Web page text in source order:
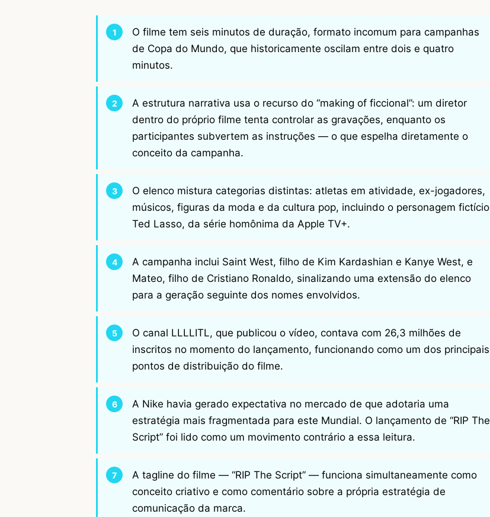
O filme tem seis minutos de duração, formato incomum para campanhas
de Copa do Mundo, que historicamente oscilam entre dois e quatro
minutos.
A estrutura narrativa usa o recurso do “making of ficcional”: um diretor
dentro do próprio filme tenta controlar as gravações, enquanto os
participantes subvertem as instruções — o que espelha diretamente o
conceito da campanha.
O elenco mistura categorias distintas: atletas em atividade, ex-jogadores,
músicos, figuras da moda e da cultura pop, incluindo o personagem fictício
Ted Lasso, da série homônima da Apple TV+.
A campanha inclui Saint West, filho de Kim Kardashian e Kanye West, e
Mateo, filho de Cristiano Ronaldo, sinalizando uma extensão do elenco
para a geração seguinte dos nomes envolvidos.
O canal LLLLITL, que publicou o vídeo, contava com 26,3 milhões de
inscritos no momento do lançamento, funcionando como um dos principais
pontos de distribuição do filme.
A Nike havia gerado expectativa no mercado de que adotaria uma
estratégia mais fragmentada para este Mundial. O lançamento de “RIP The
Script” foi lido como um movimento contrário a essa leitura.
A tagline do filme — “RIP The Script” — funciona simultaneamente como
conceito criativo e como comentário sobre a própria estratégia de
comunicação da marca.